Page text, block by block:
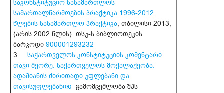
საკონსტიტუციო სასამართლოს
სამართალწარმოების პრაქტიკა 1996-2012
წლების სასამართლო პრაქტიკა, თბილისი 2013;
(არის 2002 წლის). თსუ-ს ბიბლიოთეკის
ბარკოდი 900001293232
3. საქართველოს კონსტიტუციის კომენტარი.
თავი მეორე. საქართველოს მოქალაქეობა.
ადამიანის ძირითადი უფლებანი და
თავისუფლებანიю გამომცემლობა შპს